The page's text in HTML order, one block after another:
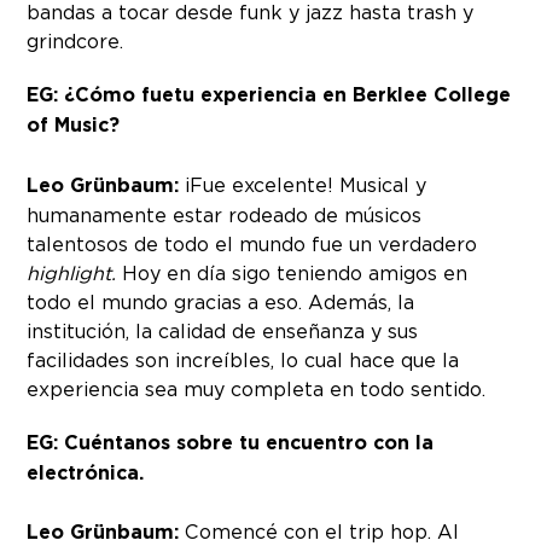
bandas a tocar desde funk y jazz hasta trash y
grindcore.
EG: ¿Cómo fuetu experiencia en Berklee College
of Music?
Leo Grünbaum: ¡Fue excelente! Musical y
humanamente estar rodeado de músicos
talentosos de todo el mundo fue un verdadero
highlight. Hoy en día sigo teniendo amigos en
todo el mundo gracias a eso. Además, la
institución, la calidad de enseñanza y sus
facilidades son increíbles, lo cual hace que la
experiencia sea muy completa en todo sentido.
EG: Cuéntanos sobre tu encuentro con la
electrónica.
Leo Grünbaum: Comencé con el trip hop. Al